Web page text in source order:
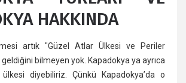
HAKKINDA
artık "Güzel Atlar Ülkesi ve Periler
geldiğini bilmeyen yok. Kapadokya ya ayrıca
diyebiliriz. Çünkü Kapadokya’da o